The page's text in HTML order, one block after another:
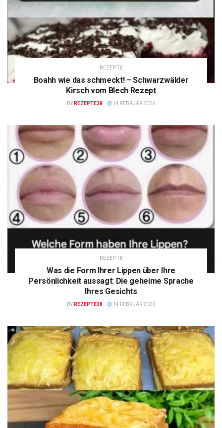
REZEPTE
Boahh wie das schmeckt! – Schwarzwälder
Kirsch vom Blech Rezept
BY REZEPTE38 14 FEBRUAR 2026
REZEPTE
Was die Form Ihrer Lippen über Ihre
Persönlichkeit aussagt: Die geheime Sprache
Ihres Gesichts
BY REZEPTE38 14 FEBRUAR 2026